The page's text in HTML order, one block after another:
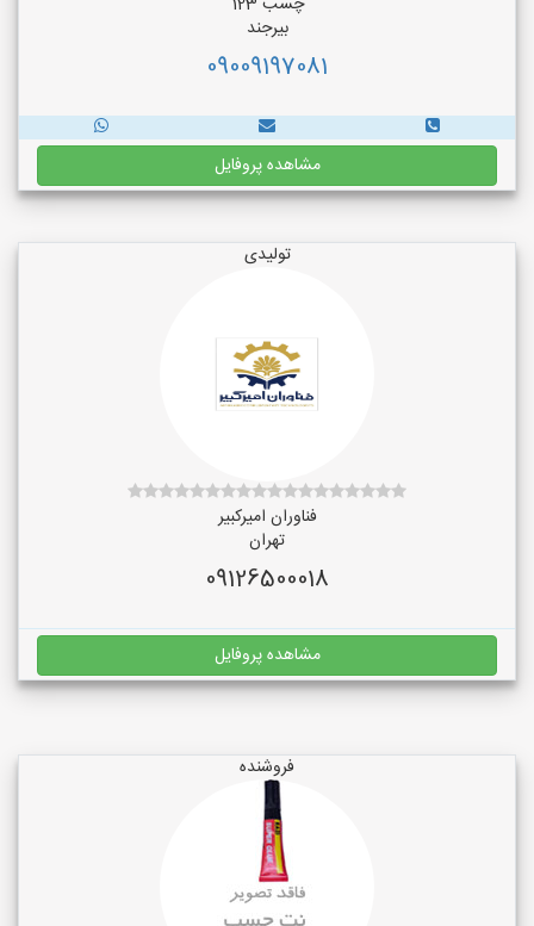
بیرجند
09009197081
مشاهده پروفایل
تولیدی
فناوران امیرکبیر
تهران
09126500018
مشاهده پروفایل
فروشنده